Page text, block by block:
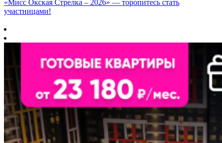
«Мисс Окская Стрелка – 2026» — торопитесь стать
участницами!